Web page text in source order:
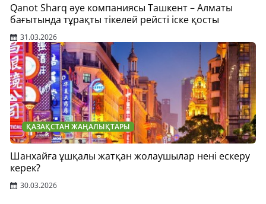
Qanot Sharq әуе компаниясы Ташкент – Алматы
бағытында тұрақты тікелей рейсті іске қосты
31.03.2026
ҚАЗАҚСТАН ЖАҢАЛЫҚТАРЫ
Шанхайға ұшқалы жатқан жолаушылар нені ескеру
керек?
30.03.2026